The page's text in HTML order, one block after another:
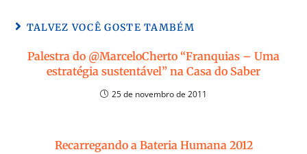
TALVEZ VOCÊ GOSTE TAMBÉM
Palestra do @MarceloCherto “Franquias – Uma
estratégia sustentável” na Casa do Saber
25 de novembro de 2011
Recarregando a Bateria Humana 2012